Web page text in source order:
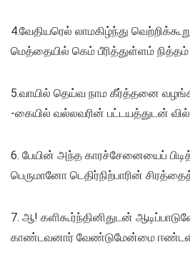
4.வேதியரெல் லாமகிழ்ந்து
மெத்தையில் கெம் பீரித்துள்ளம்
5.வாயில் தெய்வ நாம கீர்த்தனை
-கையில் வல்லவரின் பட்டயத்துடன்
6. பேயின் அந்த காரச்சேனையைப்
பெருமானோ டெதிர்நிற்பாரின்
7. ஆ! களிகூர்ந்தினிதுடன்
காண்டவனார் வேண்டுமேன்மை